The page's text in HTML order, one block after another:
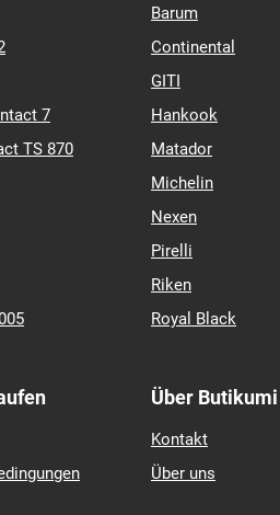
7
TS 870
Barum
Continental
GITI
Hankook
Matador
Michelin
Nexen
Pirelli
Riken
Royal Black
Über Butikumi
Kontakt
Über uns